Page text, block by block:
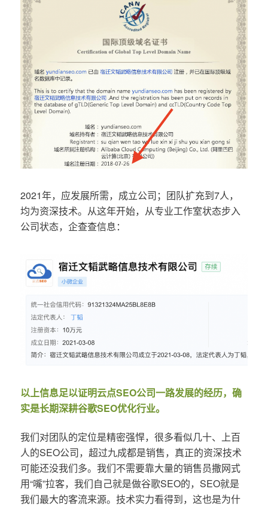
2021年，应发展所需，成立公司；团队扩充到7人，
均为资深技术。从这年开始，从专业工作室状态步入
公司状态，企查查信息：
以上信息足以证明云点SEO公司一路发展的经历，确
实是长期深耕谷歌SEO优化行业。
我们对团队的定位是精密强悍，很多看似几十、上百
人的SEO公司，超过九成都是销售，真正的资深技术
可能还没我们多。我们不需要靠大量的销售员撒网式
用“嘴”拉客，我们自己就是做谷歌SEO的，SEO就是
我们最大的客流来源。技术实力看得到，这也是为什